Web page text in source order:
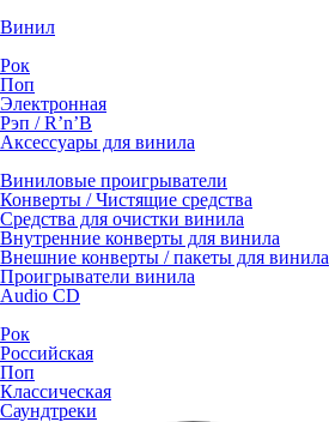
Винил
Рок
Поп
Электронная
Рэп / R’n’B
Аксессуары для винила
Виниловые проигрыватели
Конверты / Чистящие средства
Средства для очистки винила
Внутренние конверты для винила
Внешние конверты / пакеты для винила
Проигрыватели винила
Audio CD
Рок
Российская
Поп
Классическая
Саундтреки